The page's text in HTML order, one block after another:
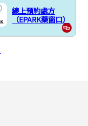
線上預約處方
（EPARK藥窗口）